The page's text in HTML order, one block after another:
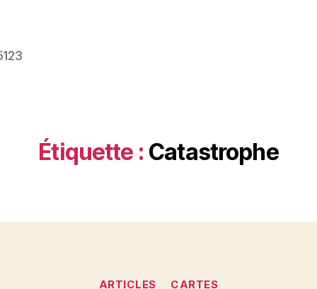
Étiquette : Catastrophe
Catégories
ARTICLES CARTES